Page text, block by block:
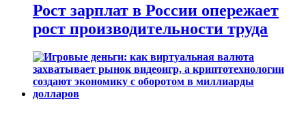
Рост зарплат в России опережает
рост производительности труда